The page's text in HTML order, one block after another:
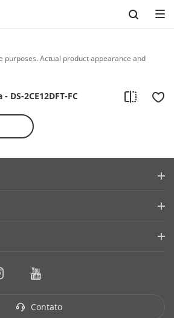
Actual product appearance and
DS-2CE12DFT-FC
e Manutenção
Contato